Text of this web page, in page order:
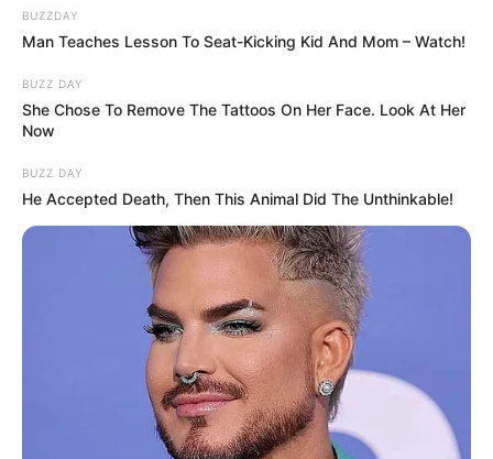
Medveczky Ilona mindig is a függetlenséget
nyíltan beszélt, és elmondta, hogy nem bánta meg,
hogy nem lett édesanya.
„Én senkit nem szerettem annyira, hogy a
neki. Ez jó döntés volt. Az első szerelmem
tragikus véget ért: elitta az eszét, levágták a
lábát, és öngyilkosságot akart elkövetni
miattam. Ezeket a traumákat nem lehetett volna
elviselni, főleg, hogy a munkám mindig az életem
középpontjában állt” – vallotta be a művésznő.
BUZZDAY
Man Teaches Lesson To Seat-Kicking Kid And Mom – Watch!
BUZZ DAY
She Chose To Remove The Tattoos On Her Face. Look At Her
Now
BUZZ DAY
He Accepted Death, Then This Animal Did The Unthinkable!